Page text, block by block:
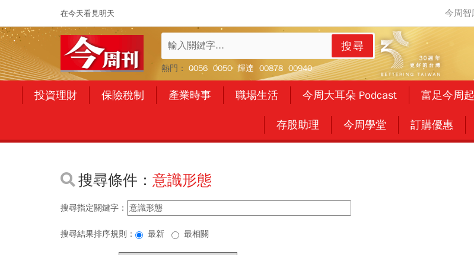
在今天看見明天
搜尋
熱門： 0056 0050 輝達 00878 00940
投資理財 保險稅制 產業時事 職場生活 今周大耳朵 Podcast 富足今周起
存股助理 今周學堂 訂購優惠
搜尋條件： 意識形態
搜尋指定關鍵字：
搜尋結果排序規則： 最新 最相關